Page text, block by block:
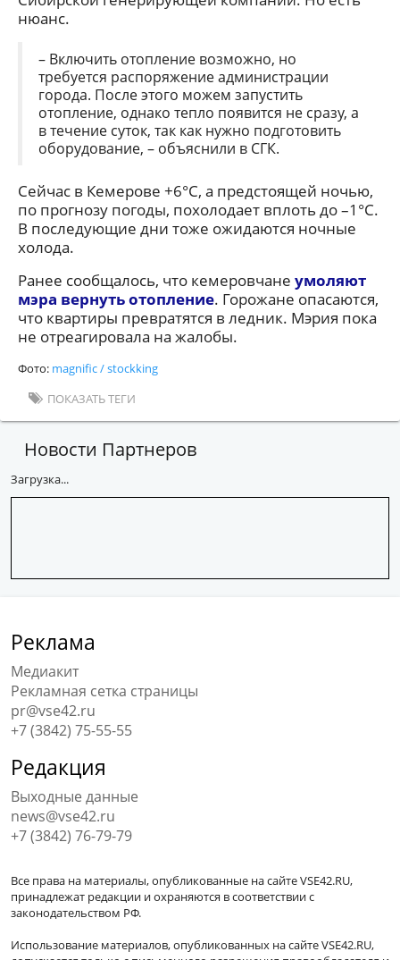
нюанс.
– Включить отопление возможно, но
требуется распоряжение администрации
города. После этого можем запустить
отопление, однако тепло появится не сразу, а
в течение суток, так как нужно подготовить
оборудование, – объяснили в СГК.
Сейчас в Кемерове +6°C, а предстоящей ночью,
по прогнозу погоды, похолодает вплоть до –1°C.
В последующие дни тоже ожидаются ночные
холода.
Ранее сообщалось, что кемеровчане умоляют
мэра вернуть отопление. Горожане опасаются,
что квартиры превратятся в ледник. Мэрия пока
не отреагировала на жалобы.
Фото: magnific / stockking
ПОКАЗАТЬ ТЕГИ
Новости Партнеров
Загрузка...
Реклама
Медиакит
Рекламная сетка страницы
pr@vse42.ru
+7 (3842) 75-55-55
Редакция
Выходные данные
news@vse42.ru
+7 (3842) 76-79-79
Все права на материалы, опубликованные на сайте VSE42.RU,
принадлежат редакции и охраняются в соответствии с
законодательством РФ.
Использование материалов, опубликованных на сайте VSE42.RU,